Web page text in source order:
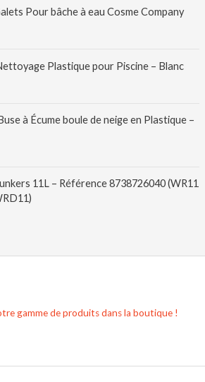
Pour bâche à eau Cosme Company
Plastique pour Piscine – Blanc
à Écume boule de neige en Plastique –
11L – Référence 8738726040 (WR11
gamme de produits dans la boutique !